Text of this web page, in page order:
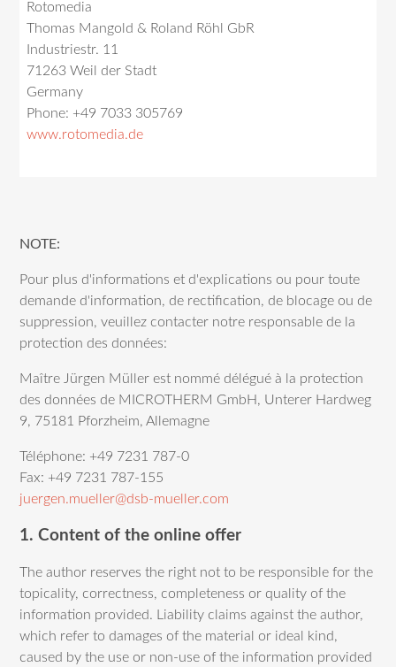
Rotomedia
Thomas Mangold & Roland Röhl GbR
Industriestr. 11
71263 Weil der Stadt
Germany
Phone: +49 7033 305769
www.rotomedia.de
NOTE:
Pour plus d'informations et d'explications ou pour toute
demande d'information, de rectification, de blocage ou de
suppression, veuillez contacter notre responsable de la
protection des données:
Maître Jürgen Müller est nommé délégué à la protection
des données de MICROTHERM GmbH, Unterer Hardweg
9, 75181 Pforzheim, Allemagne
Téléphone: +49 7231 787-0
Fax: +49 7231 787-155
juergen.mueller@dsb-mueller.com
1. Content of the online offer
The author reserves the right not to be responsible for the
topicality, correctness, completeness or quality of the
information provided. Liability claims against the author,
which refer to damages of the material or ideal kind,
caused by the use or non-use of the information provided